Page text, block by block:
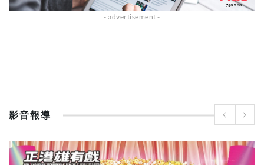
影音報導